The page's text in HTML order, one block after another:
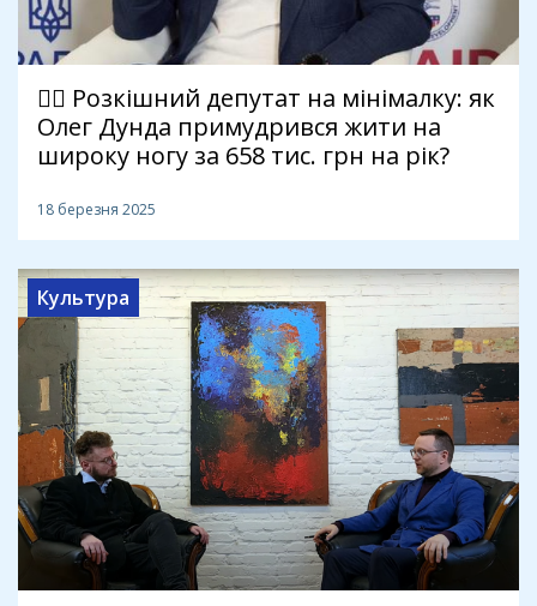
🕵️‍♂️ Розкішний депутат на мінімалку: як
Олег Дунда примудрився жити на
широку ногу за 658 тис. грн на рік?
18 березня 2025
Культура